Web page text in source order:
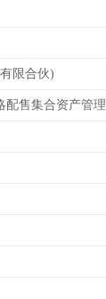
限合伙)
售集合资产管理